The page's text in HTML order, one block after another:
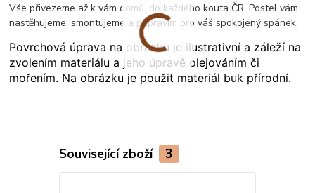
Vše přivezeme až k vám domů, do každého kouta ČR. Postel vám
nastěhujeme, smontujeme a připravím pro váš spokojený spánek.
Povrchová úprava na obrázku je ilustrativní a záleží na
zvolením materiálu a jeho úpravě olejováním či
mořením. Na obrázku je použit materiál buk přírodní.
Související zboží 3